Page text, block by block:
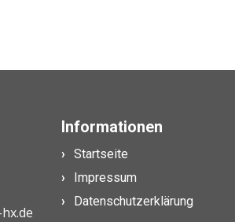
Informationen
Startseite
Impressum
Datenschutzerklärung